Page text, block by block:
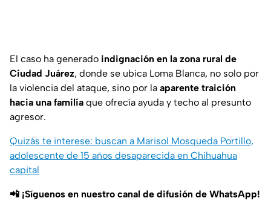
El caso ha generado indignación en la zona rural de
Ciudad Juárez, donde se ubica Loma Blanca, no solo por
la violencia del ataque, sino por la aparente traición
hacia una familia que ofrecía ayuda y techo al presunto
agresor.
Quizás te interese: buscan a Marisol Mosqueda Portillo,
adolescente de 15 años desaparecida en Chihuahua
capital
📲 ¡Síguenos en nuestro canal de difusión de WhatsApp!